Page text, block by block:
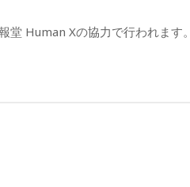
Human Xの協力で行われます。